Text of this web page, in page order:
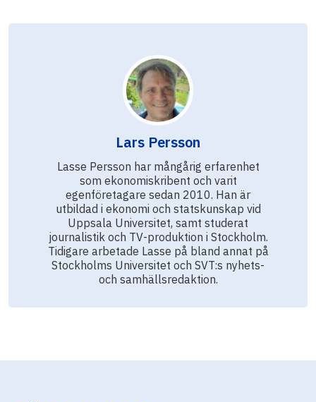
Lars Persson
Lasse Persson har mångårig erfarenhet
som ekonomiskribent och varit
egenföretagare sedan 2010. Han är
utbildad i ekonomi och statskunskap vid
Uppsala Universitet, samt studerat
journalistik och TV-produktion i Stockholm.
Tidigare arbetade Lasse på bland annat på
Stockholms Universitet och SVT:s nyhets-
och samhällsredaktion.